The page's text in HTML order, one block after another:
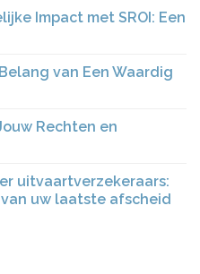
Impact met SROI: Een
van Een Waardig
Rechten en
uitvaartverzekeraars:
uw laatste afscheid